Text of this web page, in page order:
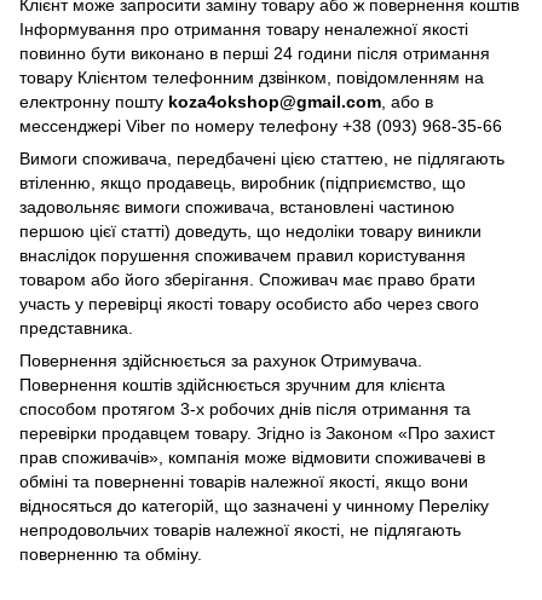
Клієнт може запросити заміну товару або ж повернення коштів
Інформування про отримання товару неналежної якості
повинно бути виконано в перші 24 години після отримання
товару Клієнтом телефонним дзвінком, повідомленням на
електронну пошту koza4okshop@gmail.com , або в
мессенджері Viber по номеру телефону +38 (093) 968-35-66
Вимоги споживача, передбачені цією статтею, не підлягають
втіленню, якщо продавець, виробник (підприємство, що
задовольняє вимоги споживача, встановлені частиною
першою цієї статті) доведуть, що недоліки товару виникли
внаслідок порушення споживачем правил користування
товаром або його зберігання. Споживач має право брати
участь у перевірці якості товару особисто або через свого
представника.
Повернення здійснюється за рахунок Отримувача.
Повернення коштів здійснюється зручним для клієнта
способом протягом 3-х робочих днів після отримання та
перевірки продавцем товару. Згідно із Законом «Про захист
прав споживачів», компанія може відмовити споживачеві в
обміні та поверненні товарів належної якості, якщо вони
відносяться до категорій, що зазначені у чинному Переліку
непродовольчих товарів належної якості, не підлягають
поверненню та обміну.